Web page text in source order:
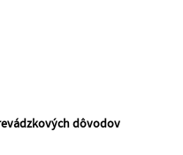
dôvodov